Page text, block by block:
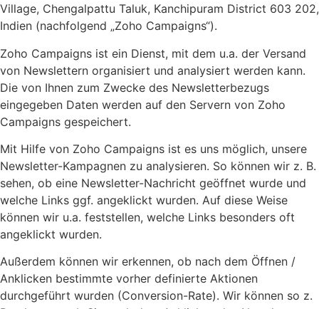
Village, Chengalpattu Taluk, Kanchipuram District 603 202,
Indien (nachfolgend „Zoho Campaigns“).
Zoho Campaigns ist ein Dienst, mit dem u.a. der Versand
von Newslettern organisiert und analysiert werden kann.
Die von Ihnen zum Zwecke des Newsletterbezugs
eingegeben Daten werden auf den Servern von Zoho
Campaigns gespeichert.
Mit Hilfe von Zoho Campaigns ist es uns möglich, unsere
Newsletter-Kampagnen zu analysieren. So können wir z. B.
sehen, ob eine Newsletter-Nachricht geöffnet wurde und
welche Links ggf. angeklickt wurden. Auf diese Weise
können wir u.a. feststellen, welche Links besonders oft
angeklickt wurden.
Außerdem können wir erkennen, ob nach dem Öffnen /
Anklicken bestimmte vorher definierte Aktionen
durchgeführt wurden (Conversion-Rate). Wir können so z.